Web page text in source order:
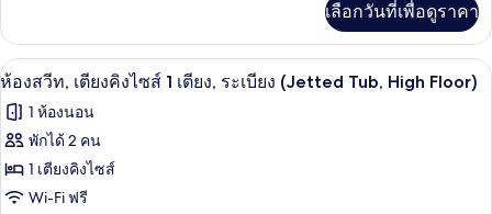
ไซส์
1
เตียง,
พร้อม
สิ่ง
อำนวย
เกี่ยว
กับ
ห้อง
ท,
เตียง
ไซส์
เลือกวันที่เพื่อดูราคา
เปิด
ภาพถ่าย
ทั้งหมด
ของ
ห้อง
เครื่องนอนป้องกันสารก่อภูมิแพ้, ตู้นิร
3
ห้องสวีท, เตียงคิงไซส์ 1 เตียง, ระเบียง (Jetted Tub, High Floor)
1 ห้องนอน
พักได้ 2 คน
1 เตียงคิงไซส์
Wi-Fi ฟรี